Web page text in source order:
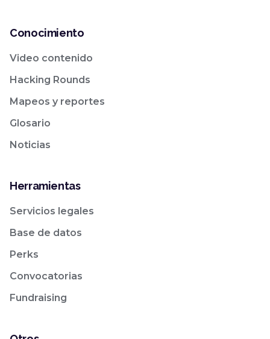
Conocimiento
Video contenido
Hacking Rounds
Mapeos y reportes
Glosario
Noticias
Herramientas
Servicios legales
Base de datos
Perks
Convocatorias
Fundraising